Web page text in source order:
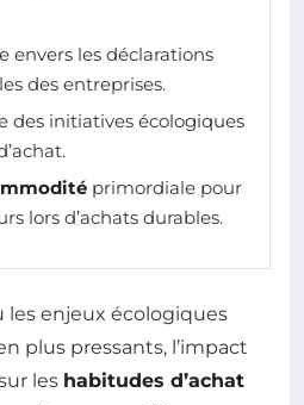
envers les déclarations
des entreprises.
des initiatives écologiques
primordiale pour
lors d’achats durables.
les enjeux écologiques
plus pressants, l’impact
les habitudes d’achat